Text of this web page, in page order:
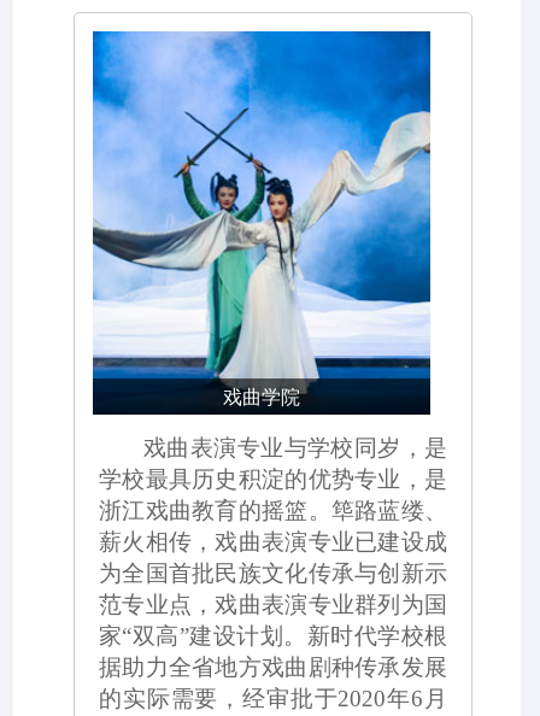
戏曲学院
戏曲表演专业与学校同岁，是
学校最具历史积淀的优势专业，是
浙江戏曲教育的摇篮。筚路蓝缕、
薪火相传，戏曲表演专业已建设成
为全国首批民族文化传承与创新示
范专业点，戏曲表演专业群列为国
家“双高”建设计划。新时代学校根
据助力全省地方戏曲剧种传承发展
的实际需要，经审批于2020年6月